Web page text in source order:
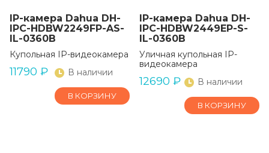
IP-камера Dahua DH-
IPC-HDBW2249FP-AS-
IL-0360B
Купольная IP-видеокамера
11790 ₽ В наличии
В КОРЗИНУ
IP-камера Dahua DH-
IPC-HDBW2449EP-S-
IL-0360B
Уличная купольная IP-
видеокамера
12690 ₽ В наличии
В КОРЗИНУ